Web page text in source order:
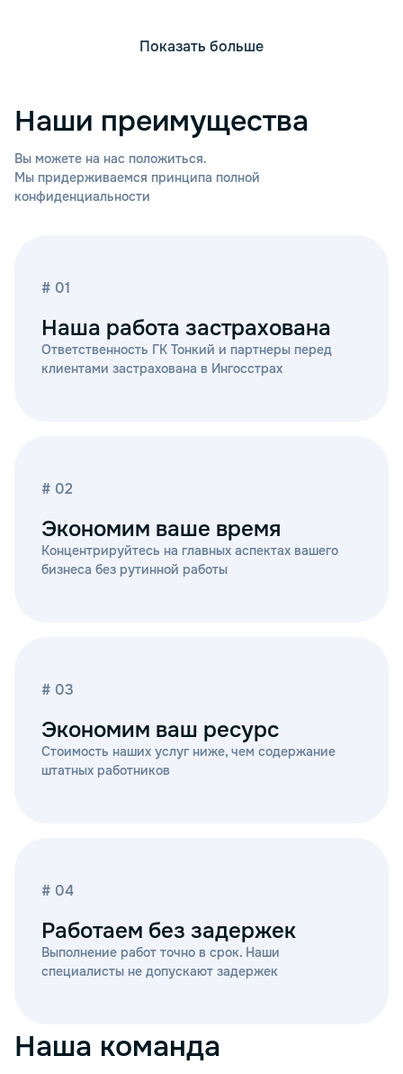
Показать больше
Наши преимущества
Вы можете на нас положиться.
Мы придерживаемся принципа полной
конфиденциальности
# 01
Наша работа застрахована
Ответственность ГК Тонкий и партнеры перед
клиентами застрахована в Ингосстрах
# 02
Экономим ваше время
Концентрируйтесь на главных аспектах вашего
бизнеса без рутинной работы
# 03
Экономим ваш ресурс
Стоимость наших услуг ниже, чем содержание
штатных работников
# 04
Работаем без задержек
Выполнение работ точно в срок. Наши
специалисты не допускают задержек
Наша команда